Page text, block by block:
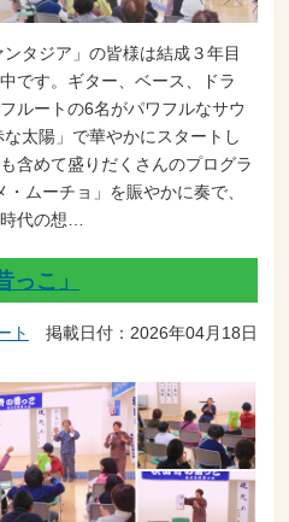
タジア」の皆様は結成３年目
です。ギター、ベース、ドラ
ルートの6名がパワフルなサウ
太陽」で華やかにスタートし
含めて盛りだくさんのプログラ
ムーチョ」を賑やかに奏で、
代の想…
っこ」
ト 掲載日付：2026年04月18日